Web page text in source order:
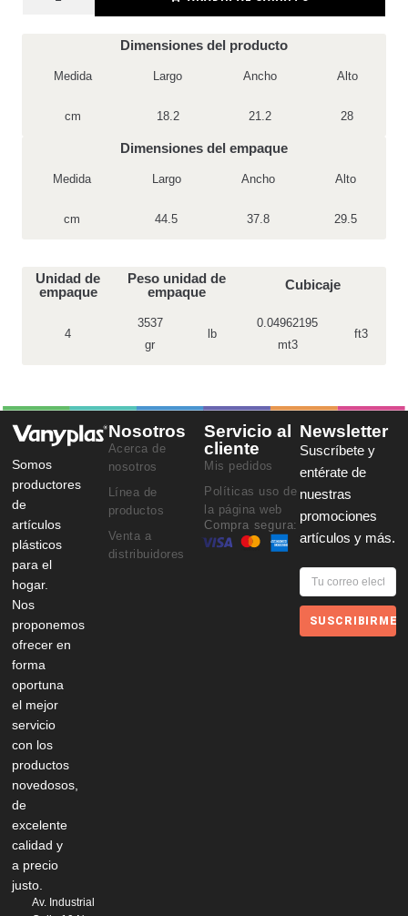
Dimensiones del producto
Medida Largo Ancho Alto
cm 18.2 21.2 28
Dimensiones del empaque
Medida Largo Ancho Alto
cm 44.5 37.8 29.5
Unidad de
empaque
Peso unidad de
empaque
Cubicaje
4
3537
gr
lb
0.04962195
mt3
ft3
Somos
productores
de
artículos
plásticos
para el
hogar.
Nos
proponemos
ofrecer en
forma
oportuna
el mejor
servicio
con los
productos
novedosos,
de
excelente
calidad y
a precio
justo.
Av. Industrial
Nosotros
Acerca de
nosotros
Línea de
productos
Venta a
distribuidores
Servicio al
cliente
Mis pedidos
Políticas uso de
la página web
Compra segura:
Newsletter
Suscríbete y
entérate de
nuestras
promociones
artículos y más.
SUSCRIBIRME